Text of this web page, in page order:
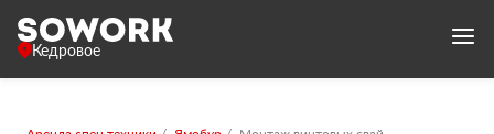
Кедровое